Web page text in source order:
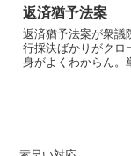
まっとうな道」なの
が軽々しく聞こえる。
返済猶予法案
返済猶予法案が衆議
行採決ばかりがクロ
身がよくわからん。